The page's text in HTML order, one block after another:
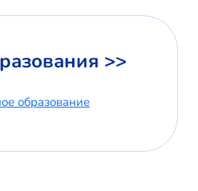
>>
образование